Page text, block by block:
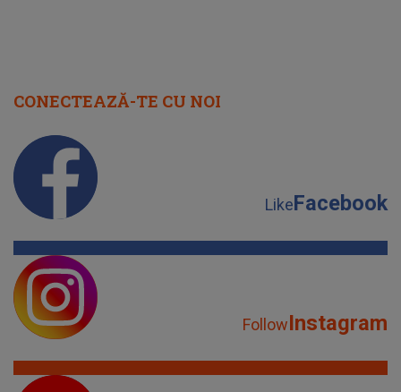
CONECTEAZĂ-TE CU NOI
LikeFacebook
FollowInstagram